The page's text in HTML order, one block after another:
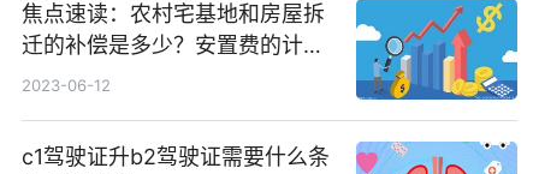
焦点速读：农村宅基地和房屋拆
迁的补偿是多少？安置费的计算
有哪些？房屋拆迁补偿计算公式
2023-06-12
c1驾驶证升b2驾驶证需要什么条